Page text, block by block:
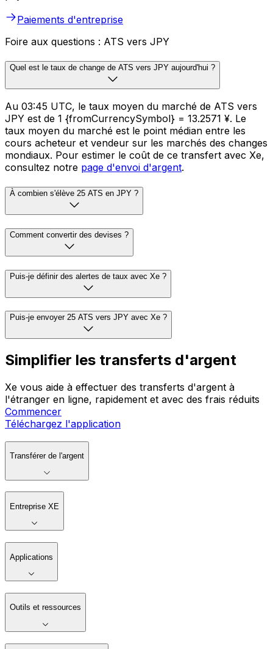
Paiements d'entreprise
Foire aux questions : ATS vers JPY
Quel est le taux de change de ATS vers JPY aujourd'hui ?
Au 03:45 UTC, le taux moyen du marché de ATS vers
JPY est de 1 {fromCurrencySymbol} = 13.2571 ¥. Le
taux moyen du marché est le point médian entre les
cours acheteur et vendeur sur les marchés des changes
mondiaux. Pour estimer le coût de ce transfert avec Xe,
consultez notre page d'envoi d'argent.
À combien s'élève 25 ATS en JPY ?
Comment convertir des devises ?
Puis-je définir des alertes de taux avec Xe ?
Puis-je envoyer 25 ATS vers JPY avec Xe ?
Simplifier les transferts d'argent
Xe vous aide à effectuer des transferts d'argent à
l'étranger en ligne, rapidement et avec des frais réduits
Commencer
Téléchargez l'application
Transférer de l'argent
Entreprise XE
Applications
Outils et ressources